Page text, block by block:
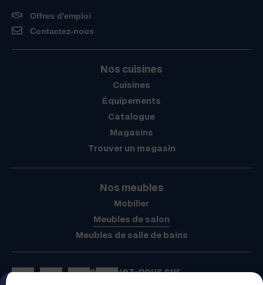
Offres d'emploi
Contactez-nous
Nos cuisines
Cuisines
Équipements
Catalogue
Magasins
Trouver un magasin
Nos meubles
Mobilier
Meubles de salon
Meubles de salle de bains
Retrouvez-nous sur